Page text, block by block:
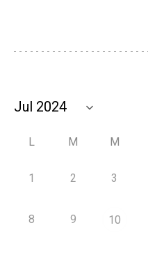
L M M
1 2 3
8 9 10